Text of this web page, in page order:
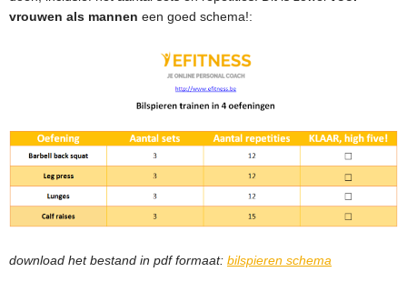
vrouwen als mannen een goed schema!:
download het bestand in pdf formaat: bilspieren schema